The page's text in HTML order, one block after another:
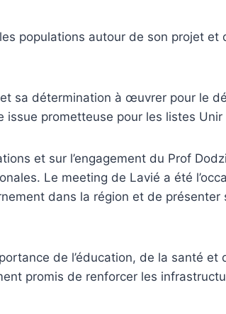
populations autour de son projet et
sa détermination à œuvrer pour le
prometteuse pour les listes
et sur l’engagement du Prof
Le meeting de Lavié a été
dans la région et de présenter
de l’éducation, de la santé et
promis de renforcer les